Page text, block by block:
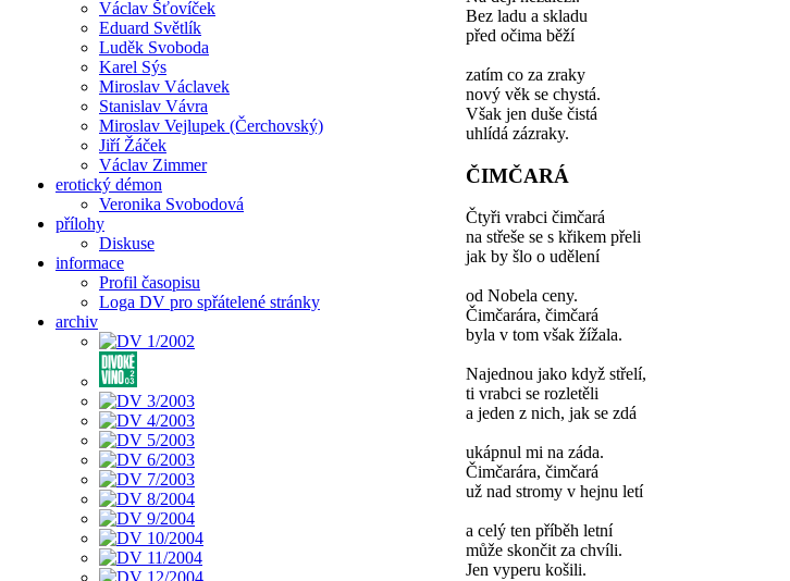
Václav Šťovíček
Eduard Světlík
Luděk Svoboda
Karel Sýs
Miroslav Václavek
Stanislav Vávra
Miroslav Vejlupek (Čerchovský)
Jiří Žáček
Václav Zimmer
erotický démon
Veronika Svobodová
přílohy
Diskuse
informace
Profil časopisu
Loga DV pro spřátelené stránky
archiv
Bez ladu a skladu
před očima běží
zatím co za zraky
nový věk se chystá.
Však jen duše čistá
uhlídá zázraky.
ČIMČARÁ
Čtyři vrabci čimčará
na střeše se s křikem přeli
jak by šlo o udělení
od Nobela ceny.
Čimčarára, čimčará
byla v tom však žížala.
Najednou jako když střelí,
ti vrabci se rozletěli
a jeden z nich, jak se zdá
ukápnul mi na záda.
Čimčarára, čimčará
už nad stromy v hejnu letí
a celý ten příběh letní
může skončit za chvíli.
Jen vyperu košili.